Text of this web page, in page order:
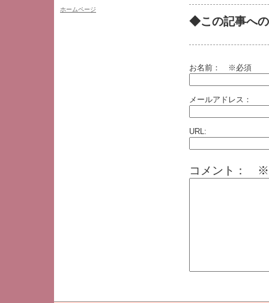
ホームページ
◆この記事へ
お名前： ※必須
メールアドレス：
URL:
コメント： ※